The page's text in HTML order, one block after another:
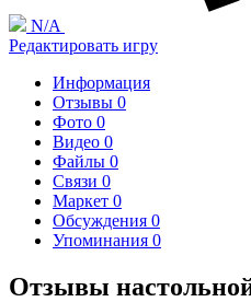
N/A
Редактировать игру
Информация
Отзывы 0
Фото 0
Видео 0
Файлы 0
Связи 0
Маркет 0
Обсуждения 0
Упоминания 0
Отзывы